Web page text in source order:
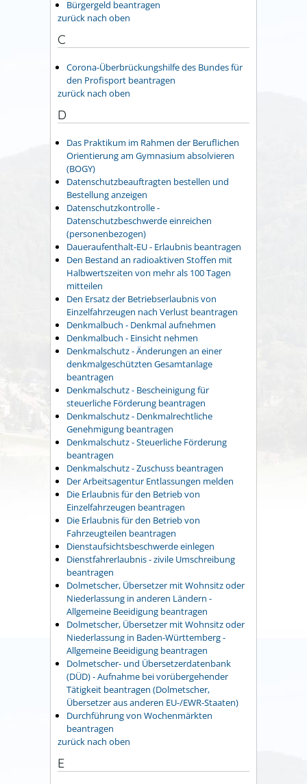
Bürgergeld beantragen
zurück nach oben
C
Corona-Überbrückungshilfe des Bundes für
den Profisport beantragen
zurück nach oben
D
Das Praktikum im Rahmen der Beruflichen
Orientierung am Gymnasium absolvieren
(BOGY)
Datenschutzbeauftragten bestellen und
Bestellung anzeigen
Datenschutzkontrolle -
Datenschutzbeschwerde einreichen
(personenbezogen)
Daueraufenthalt-EU - Erlaubnis beantragen
Den Bestand an radioaktiven Stoffen mit
Halbwertszeiten von mehr als 100 Tagen
mitteilen
Den Ersatz der Betriebserlaubnis von
Einzelfahrzeugen nach Verlust beantragen
Denkmalbuch - Denkmal aufnehmen
Denkmalbuch - Einsicht nehmen
Denkmalschutz - Änderungen an einer
denkmalgeschützten Gesamtanlage
beantragen
Denkmalschutz - Bescheinigung für
steuerliche Förderung beantragen
Denkmalschutz - Denkmalrechtliche
Genehmigung beantragen
Denkmalschutz - Steuerliche Förderung
beantragen
Denkmalschutz - Zuschuss beantragen
Der Arbeitsagentur Entlassungen melden
Die Erlaubnis für den Betrieb von
Einzelfahrzeugen beantragen
Die Erlaubnis für den Betrieb von
Fahrzeugteilen beantragen
Dienstaufsichtsbeschwerde einlegen
Dienstfahrerlaubnis - zivile Umschreibung
beantragen
Dolmetscher, Übersetzer mit Wohnsitz oder
Niederlassung in anderen Ländern -
Allgemeine Beeidigung beantragen
Dolmetscher, Übersetzer mit Wohnsitz oder
Niederlassung in Baden-Württemberg -
Allgemeine Beeidigung beantragen
Dolmetscher- und Übersetzerdatenbank
(DÜD) - Aufnahme bei vorübergehender
Tätigkeit beantragen (Dolmetscher,
Übersetzer aus anderen EU-/EWR-Staaten)
Durchführung von Wochenmärkten
beantragen
zurück nach oben
E